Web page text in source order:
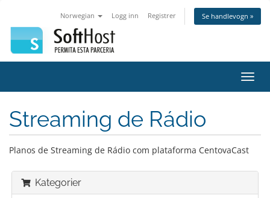
Norwegian Logg inn Registrer Se handlevogn »
Bytt
Streaming de Rádio
Planos de Streaming de Rádio com plataforma CentovaCast
Kategorier